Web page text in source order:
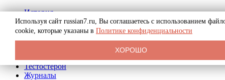
История
Биография
Криминал
Реклама на сайте
Тестостерон
Журналы
Используя сайт russian7.ru, Вы соглашаетесь с использованием
cookie, которые указаны в Политике конфиденциальности
ХОРОШО